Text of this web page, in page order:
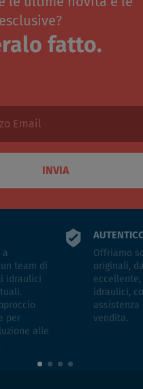
fatto.
INVIA
a
team di
idraulici
per
alle
Offriamo
originali,
eccellente,
idraulici,
assistenza
vendita.